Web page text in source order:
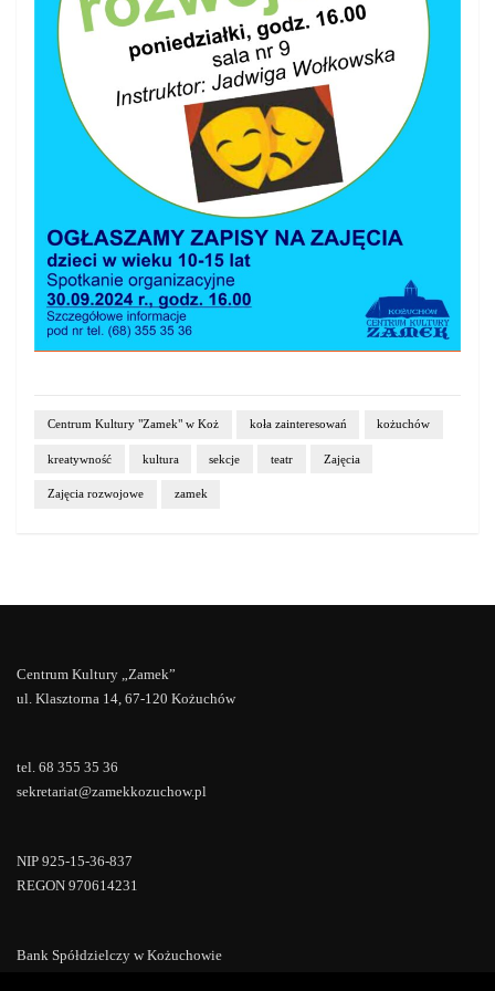
Centrum Kultury "Zamek" w Koż koła zainteresowań kożuchów
kreatywność kultura sekcje teatr Zajęcia
Zajęcia rozwojowe zamek
Centrum Kultury „Zamek”
ul. Klasztorna 14, 67-120 Kożuchów
tel. 68 355 35 36
sekretariat@zamekkozuchow.pl
NIP 925-15-36-837
REGON 970614231
Bank Spółdzielczy w Kożuchowie